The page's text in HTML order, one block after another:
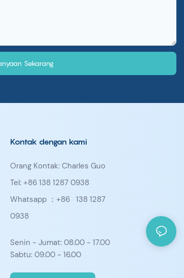
Sekarang
Kontak dengan kami
Orang Kontak: Charles Guo
Tel: +86 138 1287 0938
Whatsapp ：+86 138 1287
0938
Senin - Jumat: 08.00 - 17.00
Sabtu: 09.00 - 16.00